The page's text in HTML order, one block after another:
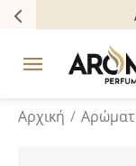
Αρχική /